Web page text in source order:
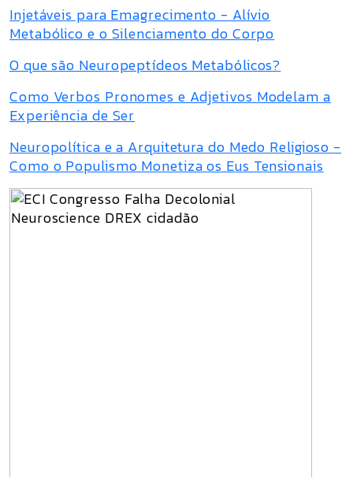
Injetáveis para Emagrecimento - Alívio
Metabólico e o Silenciamento do Corpo
O que são Neuropeptídeos Metabólicos?
Como Verbos Pronomes e Adjetivos Modelam a
Experiência de Ser
Neuropolítica e a Arquitetura do Medo Religioso -
Como o Populismo Monetiza os Eus Tensionais